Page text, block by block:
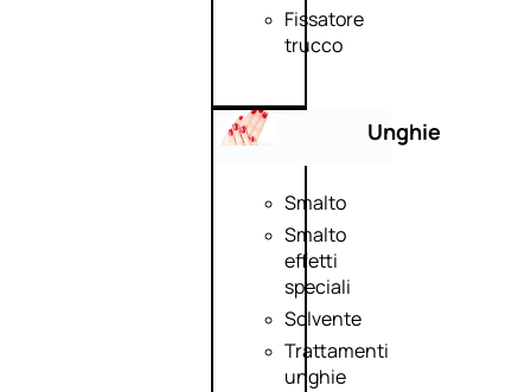
Fissatore
trucco
Unghie
Smalto
Smalto
effetti
speciali
Solvente
Trattamenti
unghie